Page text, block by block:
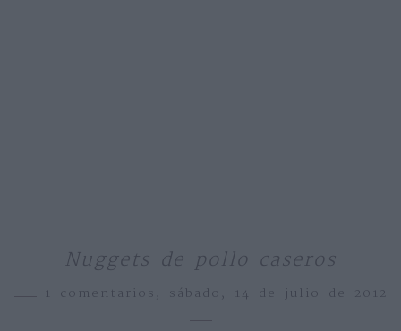
Nuggets de pollo caseros
1 comentarios, sábado, 14 de julio de 2012